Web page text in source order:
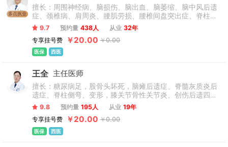
多点执业
擅长：周围神经病、脑损伤、脑出血、脑萎缩、脑中风后遗
症、颈椎病、肩周炎、腰肌劳损、腰椎间盘突出症、脊柱小
关节紊乱等，熟练掌握和运用物理医学与康复常用治疗手
段，预防、诊断和治疗本专业常见病、多发病和疑难病。特
别对神经、骨科等疾病康复具有较丰富的理论和实践经验。
9.7 预约量 438人 从业 32年
专享挂号费
￥20.00 ￥0.00
医保 西医
王全 主任医师
擅长：糖尿病足，股骨头坏死，脑瘫后遗症、脊髓灰质炎后
遗症、脊柱侧弯、变形，膝关节骨性关节炎、创伤后遗四肢
畸形、各种原因导致的骨缺损、骨不连及骨髓炎及各种复杂
的足踝部畸形、漏斗胸，先天性髋关节脱位、膝关节内翻及
外翻畸形、先天性多发性关节挛缩症、先天性胫骨假关节、
先天性马蹄内翻足等疑难杂症应用骨外固定及Ilizarov技术，
9.8 预约量 195人 从业 19年
专享挂号费
￥20.00 ￥0.00
医保 西医